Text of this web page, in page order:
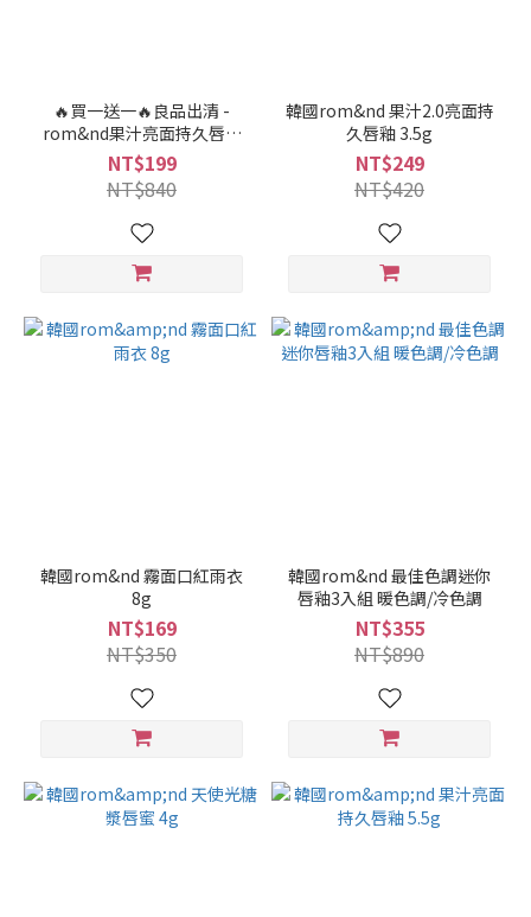
🔥買一送一🔥良品出清 -
rom&nd果汁亮面持久唇釉
09+20
NT$199
NT$840
韓國rom&nd 果汁2.0亮面持
久唇釉 3.5g
NT$249
NT$420
韓國rom&nd 霧面口紅雨衣
8g
NT$169
NT$350
韓國rom&nd 最佳色調迷你
唇釉3入組 暖色調/冷色調
NT$355
NT$890